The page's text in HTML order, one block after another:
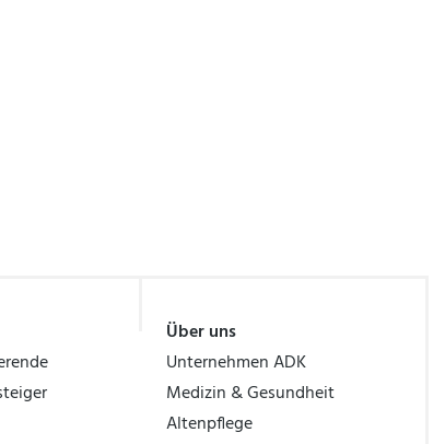
Über uns
Unternehmen ADK
Medizin & Gesundheit
Altenpflege